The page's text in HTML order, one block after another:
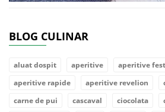
BLOG CULINAR
aluat dospit aperitive aperitive
aperitive rapide
aperitive revelion
carne de pui
cascaval ciocolata